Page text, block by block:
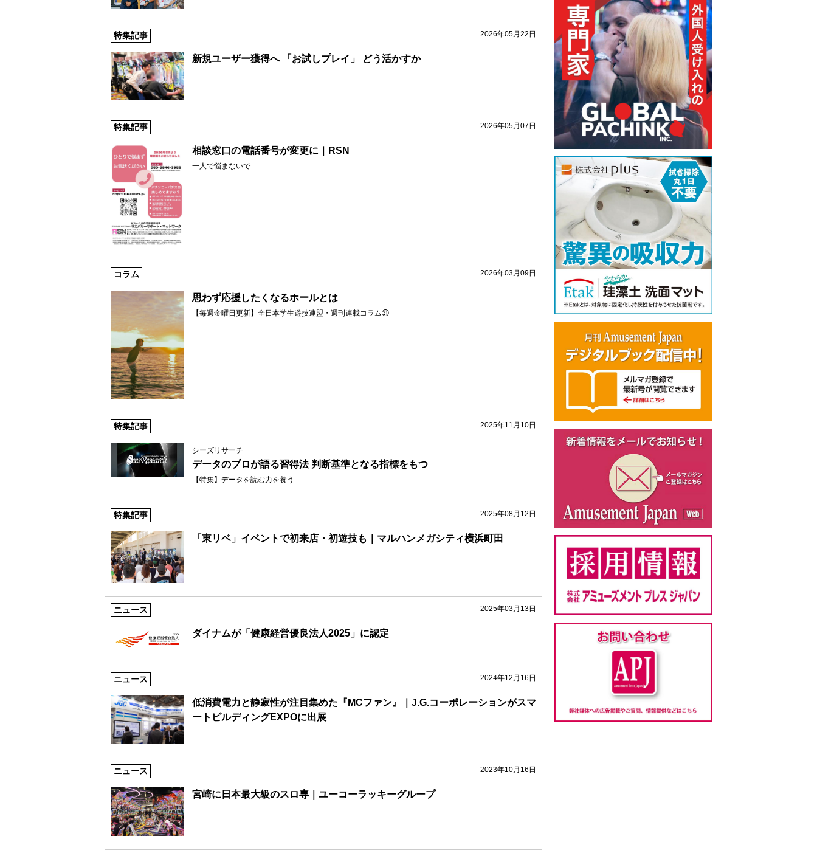
2026年05月22日
特集記事
新規ユーザー獲得へ 「お試しプレイ」 どう活かすか
2026年05月07日
特集記事
相談窓口の電話番号が変更に｜RSN
一人で悩まないで
2026年03月09日
コラム
思わず応援したくなるホールとは
【毎週金曜日更新】全日本学生遊技連盟・週刊連載コラム㉑
2025年11月10日
特集記事
シーズリサーチ
データのプロが語る習得法 判断基準となる指標をもつ
【特集】データを読む力を養う
2025年08月12日
特集記事
「東リベ」イベントで初来店・初遊技も｜マルハンメガシティ横浜町田
2025年03月13日
ニュース
ダイナムが「健康経営優良法人2025」に認定
2024年12月16日
ニュース
低消費電力と静寂性が注目集めた『MCファン』｜J.G.コーポレーションがスマ
ートビルディングEXPOに出展
2023年10月16日
ニュース
宮崎に日本最大級のスロ専｜ユーコーラッキーグループ